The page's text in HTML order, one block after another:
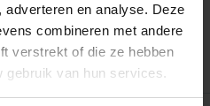
en analyse. Deze
combineren met andere
verstrekt of die ze hebben
gebruik van hun services.